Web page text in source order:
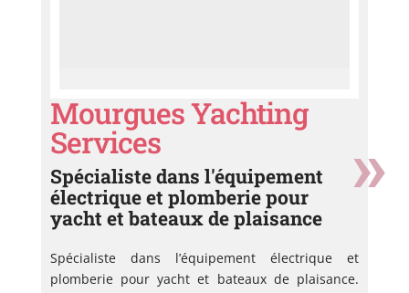
Mourgues Yachting
Services
Spécialiste dans l'équipement
électrique et plomberie pour
yacht et bateaux de plaisance
Spécialiste dans l’équipement électrique et
plomberie pour yacht et bateaux de plaisance.